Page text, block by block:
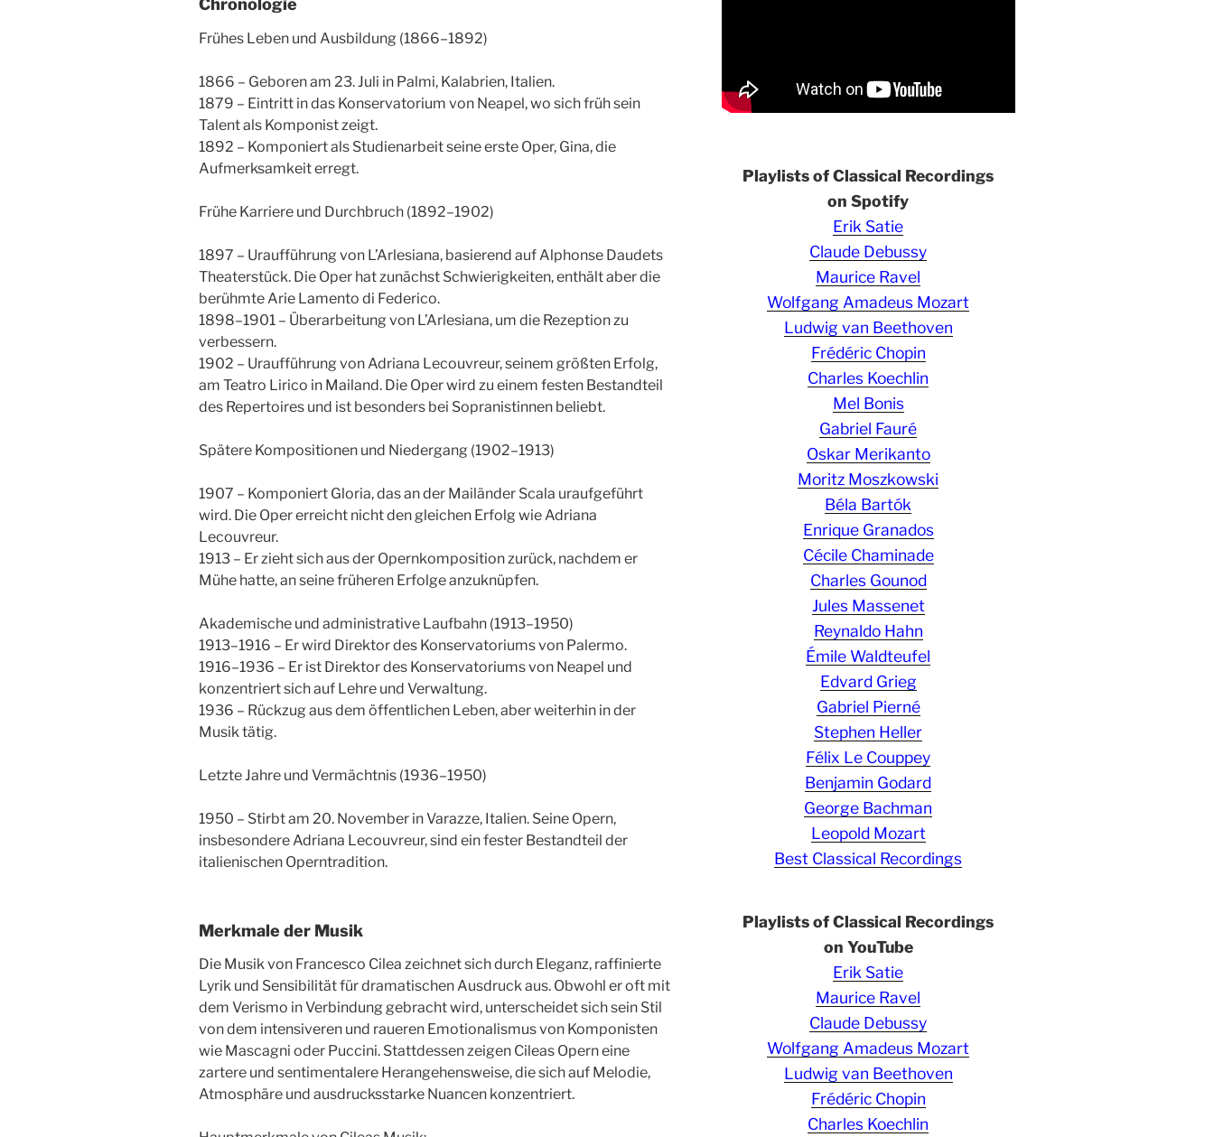
Chronologie
Frühes Leben und Ausbildung (1866–1892)
1866 – Geboren am 23. Juli in Palmi, Kalabrien, Italien.
1879 – Eintritt in das Konservatorium von Neapel, wo sich früh sein
Talent als Komponist zeigt.
1892 – Komponiert als Studienarbeit seine erste Oper, Gina, die
Aufmerksamkeit erregt.
Frühe Karriere und Durchbruch (1892–1902)
1897 – Uraufführung von L’Arlesiana, basierend auf Alphonse Daudets
Theaterstück. Die Oper hat zunächst Schwierigkeiten, enthält aber die
berühmte Arie Lamento di Federico.
1898–1901 – Überarbeitung von L’Arlesiana, um die Rezeption zu
verbessern.
1902 – Uraufführung von Adriana Lecouvreur, seinem größten Erfolg,
am Teatro Lirico in Mailand. Die Oper wird zu einem festen Bestandteil
des Repertoires und ist besonders bei Sopranistinnen beliebt.
Spätere Kompositionen und Niedergang (1902–1913)
1907 – Komponiert Gloria, das an der Mailänder Scala uraufgeführt
wird. Die Oper erreicht nicht den gleichen Erfolg wie Adriana
Lecouvreur.
1913 – Er zieht sich aus der Opernkomposition zurück, nachdem er
Mühe hatte, an seine früheren Erfolge anzuknüpfen.
Akademische und administrative Laufbahn (1913–1950)
1913–1916 – Er wird Direktor des Konservatoriums von Palermo.
1916–1936 – Er ist Direktor des Konservatoriums von Neapel und
konzentriert sich auf Lehre und Verwaltung.
1936 – Rückzug aus dem öffentlichen Leben, aber weiterhin in der
Musik tätig.
Letzte Jahre und Vermächtnis (1936–1950)
1950 – Stirbt am 20. November in Varazze, Italien. Seine Opern,
insbesondere Adriana Lecouvreur, sind ein fester Bestandteil der
italienischen Operntradition.
Merkmale der Musik
Die Musik von Francesco Cilea zeichnet sich durch Eleganz, raffinierte
Lyrik und Sensibilität für dramatischen Ausdruck aus. Obwohl er oft mit
dem Verismo in Verbindung gebracht wird, unterscheidet sich sein Stil
von dem intensiveren und raueren Emotionalismus von Komponisten
wie Mascagni oder Puccini. Stattdessen zeigen Cileas Opern eine
zartere und sentimentalere Herangehensweise, die sich auf Melodie,
Atmosphäre und ausdrucksstarke Nuancen konzentriert.
Playlists of Classical Recordings
on Spotify
Erik Satie
Claude Debussy
Maurice Ravel
Wolfgang Amadeus Mozart
Ludwig van Beethoven
Frédéric Chopin
Charles Koechlin
Mel Bonis
Gabriel Fauré
Oskar Merikanto
Moritz Moszkowski
Béla Bartók
Enrique Granados
Cécile Chaminade
Charles Gounod
Jules Massenet
Reynaldo Hahn
Émile Waldteufel
Edvard Grieg
Gabriel Pierné
Stephen Heller
Félix Le Couppey
Benjamin Godard
George Bachman
Leopold Mozart
Best Classical Recordings
Playlists of Classical Recordings
on YouTube
Erik Satie
Maurice Ravel
Claude Debussy
Wolfgang Amadeus Mozart
Ludwig van Beethoven
Frédéric Chopin
Charles Koechlin